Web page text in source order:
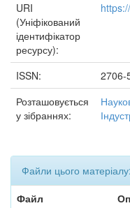
URI
(Уніфікований
ідентифікатор
ресурсу):
ISSN:
2706-
Розташовується
у зібраннях:
Файли цього матеріалу:
Файл